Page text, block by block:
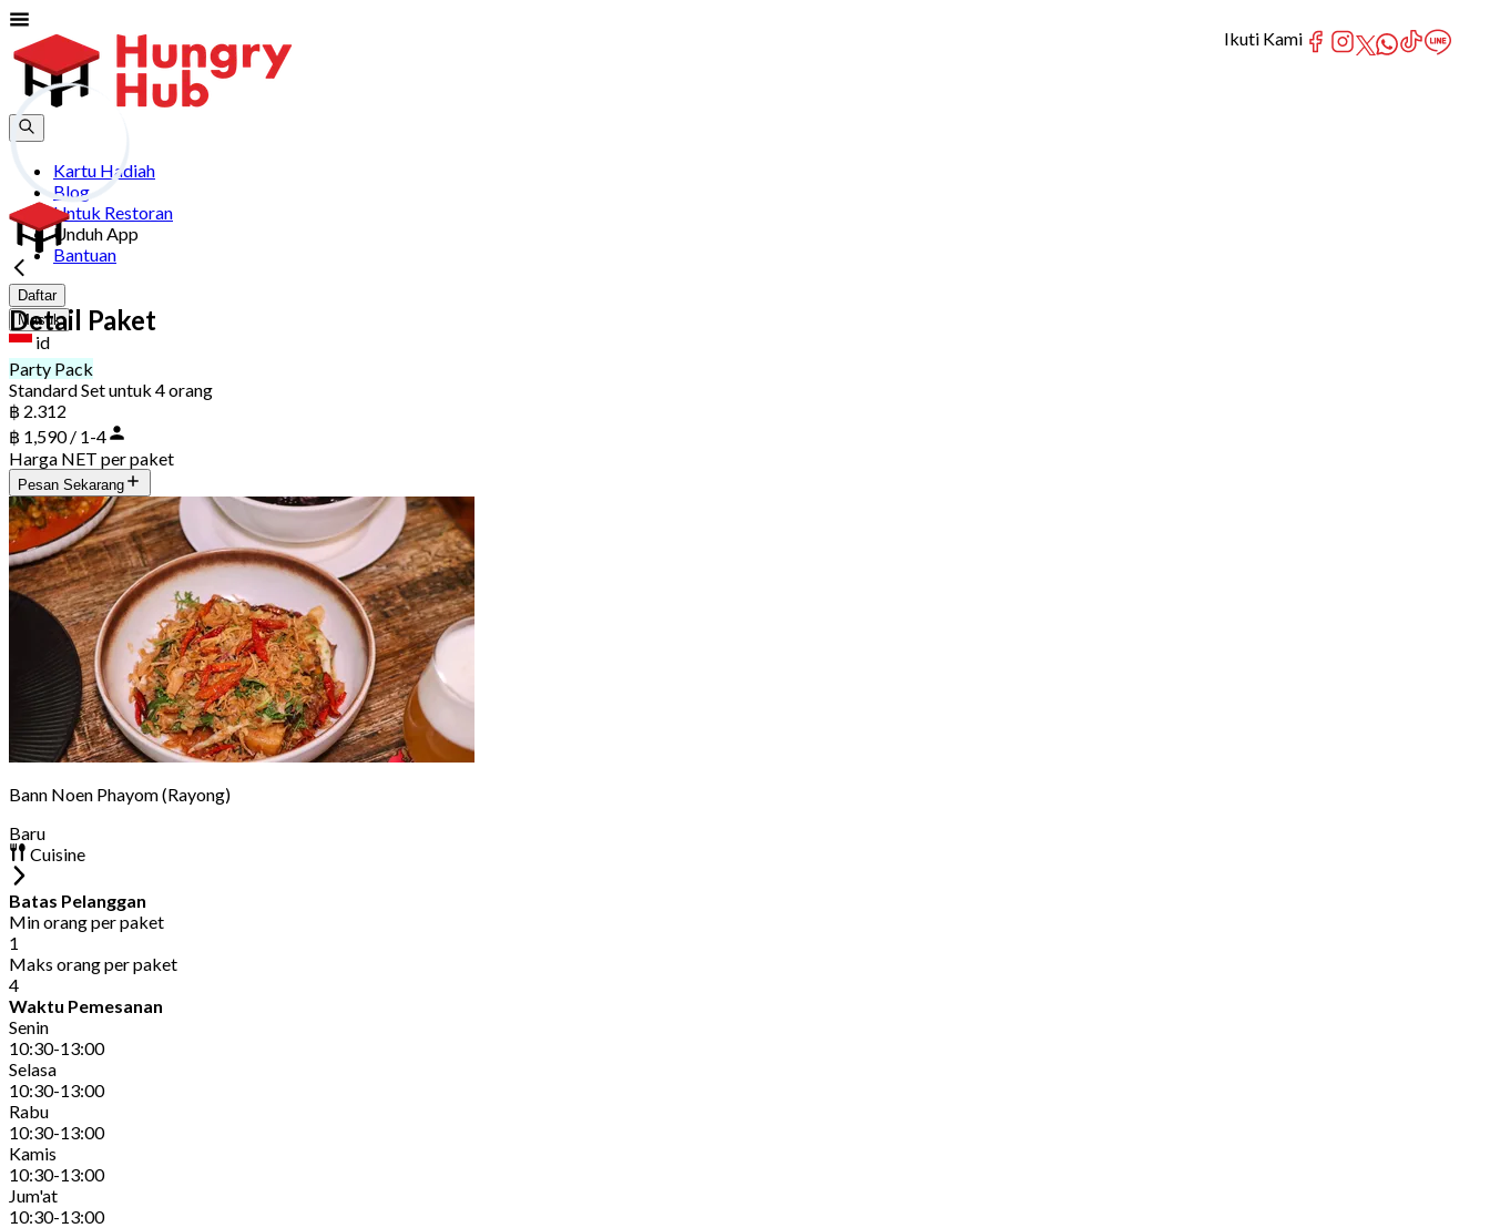
Kartu Hadiah
Blog
Untuk Restoran
Unduh App
Bantuan
Daftar
Masuk
id
Detail Paket
Party Pack
Standard Set untuk 4 orang
฿ 2.312
฿ 1,590 / 1-4
Harga NET per paket
Pesan Sekarang
Bann Noen Phayom (Rayong)
Baru
Cuisine
Batas Pelanggan
Min orang per paket
1
Maks orang per paket
4
Waktu Pemesanan
Senin
10:30-13:00
Selasa
10:30-13:00
Rabu
10:30-13:00
Kamis
10:30-13:00
Jum'at
10:30-13:00
Ikuti Kami